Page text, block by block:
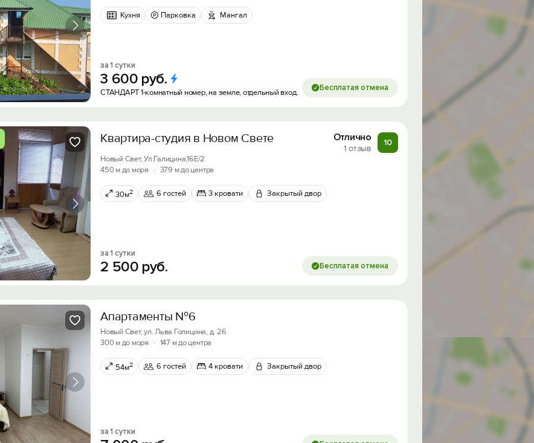
Кухня Парковка Мангал
за 1 сутки
3 600 руб.
СТАНДАРТ 1-комнатный номер, на земле, отдельный вход. Бесплатая отмена
Квартира-студия в Новом Свете Отлично
1 отзыв
10
Новый Свет, Ул.Галицина,16Е/2
450 м до моря
· 379 м до центра
30м2 6 гостей 3 кровати Закрытый двор
за 1 сутки
2 500 руб. Бесплатая отмена
Апартаменты №6
Новый Свет, ул. Льва Голицина, д. 26
300 м до моря
· 147 м до центра
54м2 6 гостей 4 кровати Закрытый двор
за 1 сутки
Скидка −5%
Хочешь дешевле? Оставь почту и получи промокод на
первое бронирование!
Вход на сайт
Войти